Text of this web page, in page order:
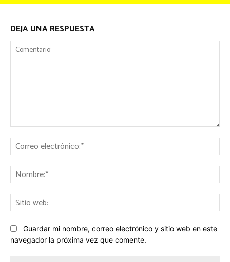
DEJA UNA RESPUESTA
Guardar mi nombre, correo electrónico y sitio web en este
navegador la próxima vez que comente.